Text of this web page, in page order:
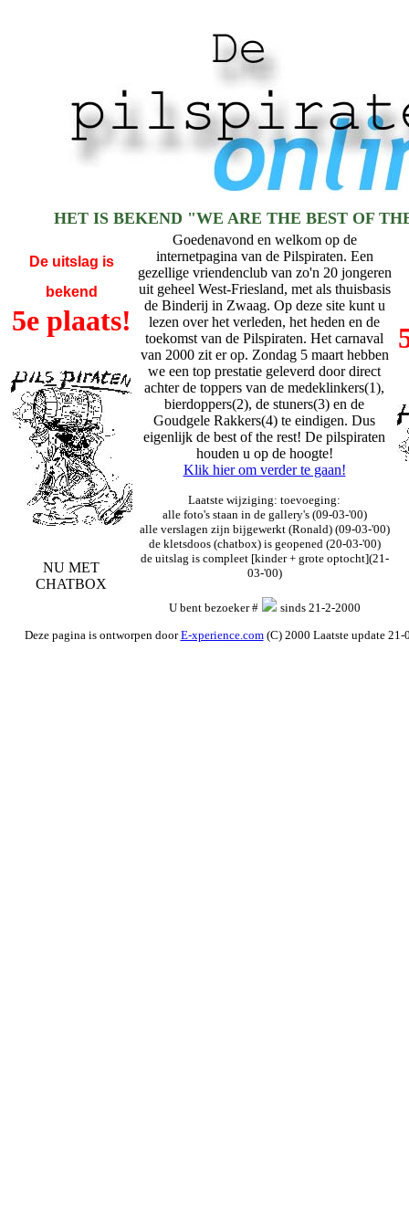
HET IS BEKEND "WE ARE THE BEST OF
De uitslag is
bekend
5e plaats!
NU MET
CHATBOX
Goedenavond en welkom op de
internetpagina van de Pilspiraten. Een
gezellige vriendenclub van zo'n 20 jongeren
uit geheel West-Friesland, met als thuisbasis
de Binderij in Zwaag. Op deze site kunt u
lezen over het verleden, het heden en de
toekomst van de Pilspiraten. Het carnaval
van 2000 zit er op. Zondag 5 maart hebben
we een top prestatie geleverd door direct
achter de toppers van de medeklinkers(1),
bierdoppers(2), de stuners(3) en de
Goudgele Rakkers(4) te eindigen. Dus
eigenlijk de best of the rest! De pilspiraten
houden u op de hoogte!
Klik hier om verder te gaan!
Laatste wijziging: toevoeging:
alle foto's staan in de gallery's (09-03-'00)
alle verslagen zijn bijgewerkt (Ronald) (09-03-'00)
de kletsdoos (chatbox) is geopened (20-03-'00)
de uitslag is compleet [kinder + grote optocht](21-
03-'00)
U bent bezoeker # sinds 21-2-2000
Deze pagina is ontworpen doorE-xperience.com(C) 2000 Laatste update 21-